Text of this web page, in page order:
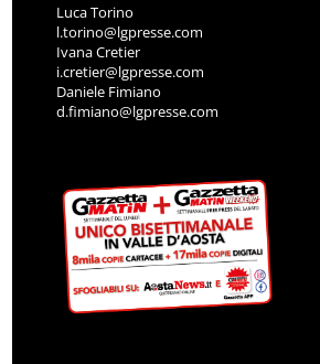
Luca Torino
l.torino@lgpresse.com
Ivana Cretier
i.cretier@lgpresse.com
Daniele Fimiano
d.fimiano@lgpresse.com